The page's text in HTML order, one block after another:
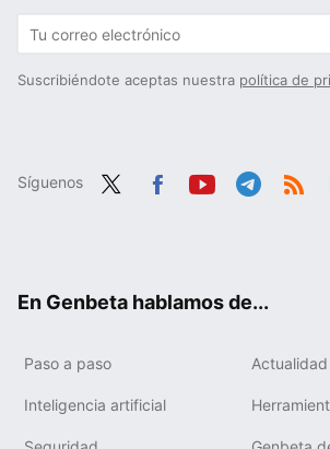
Suscribiéndote aceptas nuestra política de
Síguenos
En Genbeta hablamos de...
Paso a paso Actualidad
Inteligencia artificial